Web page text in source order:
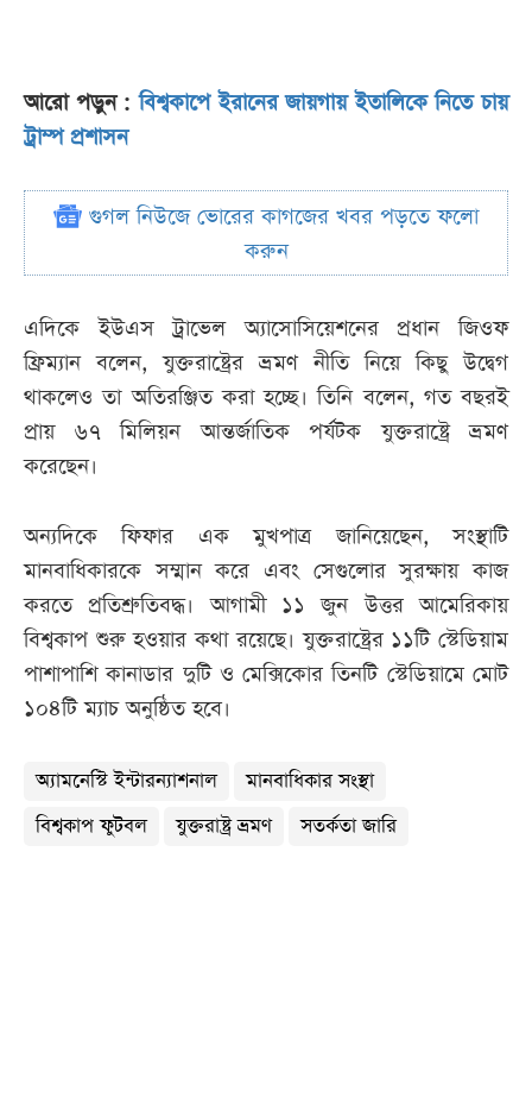
আরো পড়ুন :বিশ্বকাপে ইরানের জায়গায় ইতালিকে নিতে চায়
ট্রাম্প প্রশাসন
গুগল নিউজে ভোরের কাগজের খবর পড়তে ফলো
করুন
এদিকে ইউএস ট্রাভেল অ্যাসোসিয়েশনের প্রধান জিওফ
ফ্রিম্যান বলেন, যুক্তরাষ্ট্রের ভ্রমণ নীতি নিয়ে কিছু উদ্বেগ
থাকলেও তা অতিরঞ্জিত করা হচ্ছে। তিনি বলেন, গত বছরই
প্রায় ৬৭ মিলিয়ন আন্তর্জাতিক পর্যটক যুক্তরাষ্ট্রে ভ্রমণ
করেছেন।
অন্যদিকে ফিফার এক মুখপাত্র জানিয়েছেন, সংস্থাটি
মানবাধিকারকে সম্মান করে এবং সেগুলোর সুরক্ষায় কাজ
করতে প্রতিশ্রুতিবদ্ধ। আগামী ১১ জুন উত্তর আমেরিকায়
বিশ্বকাপ শুরু হওয়ার কথা রয়েছে। যুক্তরাষ্ট্রের ১১টি স্টেডিয়াম
পাশাপাশি কানাডার দুটি ও মেক্সিকোর তিনটি স্টেডিয়ামে মোট
১০৪টি ম্যাচ অনুষ্ঠিত হবে।
অ্যামনেস্টি ইন্টারন্যাশনাল
মানবাধিকার সংস্থা
বিশ্বকাপ ফুটবল
যুক্তরাষ্ট্র ভ্রমণ সতর্কতা জারি